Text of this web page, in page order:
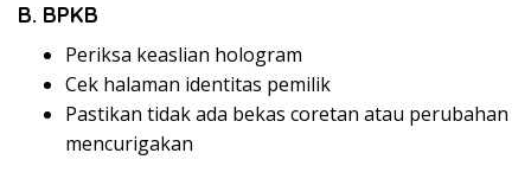
B. BPKB
Periksa keaslian hologram
Cek halaman identitas pemilik
Pastikan tidak ada bekas coretan atau perubahan
mencurigakan